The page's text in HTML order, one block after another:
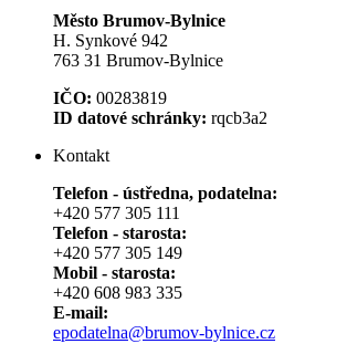
Město Brumov-Bylnice
H. Synkové 942
763 31 Brumov-Bylnice
IČO: 00283819
ID datové schránky: rqcb3a2
Kontakt
Telefon - ústředna, podatelna:
+420 577 305 111
Telefon - starosta:
+420 577 305 149
Mobil - starosta:
+420 608 983 335
E-mail:
epodatelna@brumov-bylnice.cz